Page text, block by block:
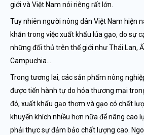
giới và Việt Nam nói riêng rất lớn.
Tuy nhiên người nông dân Việt Nam hiện
khăn trong việc xuất khẩu lúa gạo, do sự
những đối thủ trên thế giới như Thái Lan,
Campuchia…
Trong tương lai, các sản phẩm nông
được tiến hành tự do hóa thương mại
đó, xuất khẩu gạo thơm và gạo có chất
khuyến khích nhiều hơn nữa để nâng cao
phải thực sự đảm bảo chất lượng cao.